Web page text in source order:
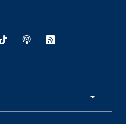
in nuova finestra
in nuova finestra
esterno - Apertura in
esterno - Apertura in
- Sito esterno -
TikTok - Sito esterno -
Spreaker - Sito
Feed RSS -